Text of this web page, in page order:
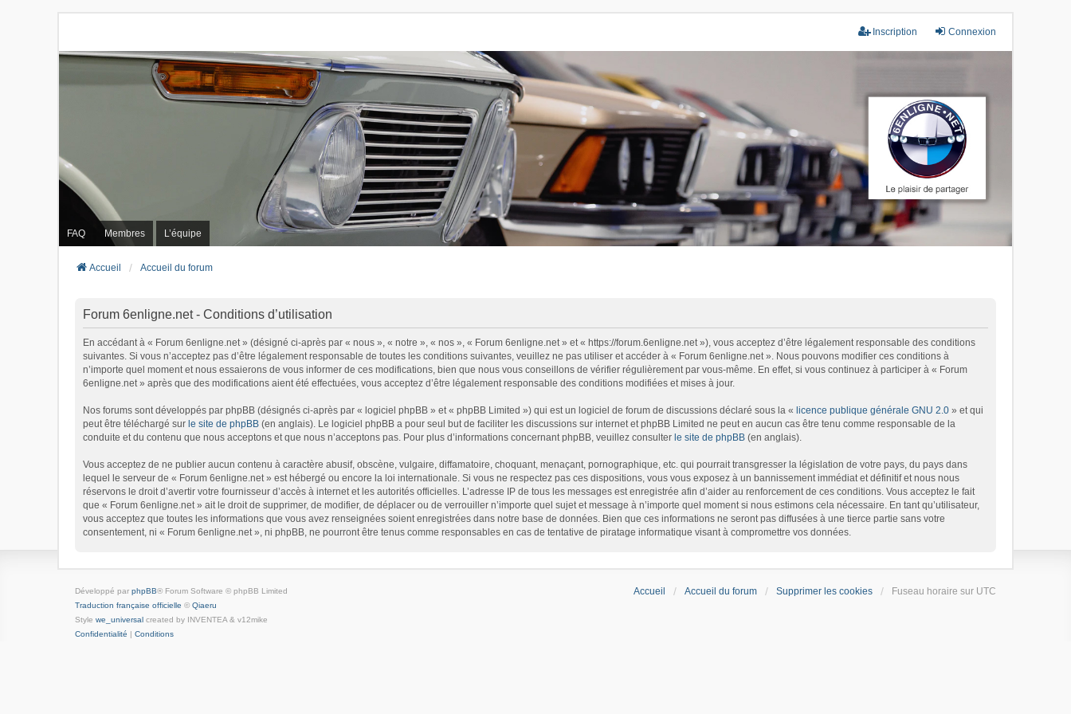
Connexion
Inscription
FAQ Membres L’équipe
Accueil Accueil du forum
Forum 6enligne.net - Conditions d’utilisation
En accédant à « Forum 6enligne.net » (désigné ci-après par « nous », « notre », « nos », « Forum 6enligne.net » et « https://forum.6enligne.net »), vous acceptez d’être légalement responsable des conditions
suivantes. Si vous n’acceptez pas d’être légalement responsable de toutes les conditions suivantes, veuillez ne pas utiliser et accéder à « Forum 6enligne.net ». Nous pouvons modifier ces conditions à
n’importe quel moment et nous essaierons de vous informer de ces modifications, bien que nous vous conseillons de vérifier régulièrement par vous-même. En effet, si vous continuez à participer à « Forum
6enligne.net » après que des modifications aient été effectuées, vous acceptez d’être légalement responsable des conditions modifiées et mises à jour.
Nos forums sont développés par phpBB (désignés ci-après par « logiciel phpBB » et « phpBB Limited ») qui est un logiciel de forum de discussions déclaré sous la « licence publique générale GNU 2.0 » et qui
peut être téléchargé sur le site de phpBB (en anglais). Le logiciel phpBB a pour seul but de faciliter les discussions sur internet et phpBB Limited ne peut en aucun cas être tenu comme responsable de la
conduite et du contenu que nous acceptons et que nous n’acceptons pas. Pour plus d’informations concernant phpBB, veuillez consulter le site de phpBB (en anglais).
Vous acceptez de ne publier aucun contenu à caractère abusif, obscène, vulgaire, diffamatoire, choquant, menaçant, pornographique, etc. qui pourrait transgresser la législation de votre pays, du pays dans
lequel le serveur de « Forum 6enligne.net » est hébergé ou encore la loi internationale. Si vous ne respectez pas ces dispositions, vous vous exposez à un bannissement immédiat et définitif et nous nous
réservons le droit d’avertir votre fournisseur d’accès à internet et les autorités officielles. L’adresse IP de tous les messages est enregistrée afin d’aider au renforcement de ces conditions. Vous acceptez le fait
que « Forum 6enligne.net » ait le droit de supprimer, de modifier, de déplacer ou de verrouiller n’importe quel sujet et message à n’importe quel moment si nous estimons cela nécessaire. En tant qu’utilisateur,
vous acceptez que toutes les informations que vous avez renseignées soient enregistrées dans notre base de données. Bien que ces informations ne seront pas diffusées à une tierce partie sans votre
consentement, ni « Forum 6enligne.net », ni phpBB, ne pourront être tenus comme responsables en cas de tentative de piratage informatique visant à compromettre vos données.
Accueil Accueil du forum Supprimer les cookies Fuseau horaire sur UTC
Développé par phpBB® Forum Software © phpBB Limited
Traduction française officielle © Qiaeru
Style we_universal created by INVENTEA & v12mike
Confidentialité | Conditions